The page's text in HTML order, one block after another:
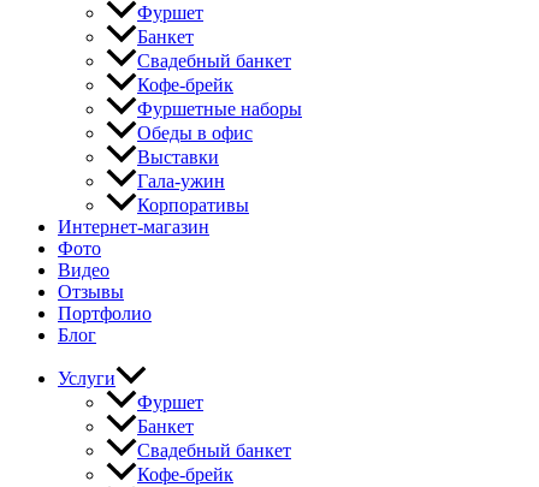
Фуршет
Банкет
Свадебный банкет
Кофе-брейк
Фуршетные наборы
Обеды в офис
Выставки
Гала-ужин
Корпоративы
Интернет-магазин
Фото
Видео
Отзывы
Портфолио
Блог
Услуги
Фуршет
Банкет
Свадебный банкет
Кофе-брейк